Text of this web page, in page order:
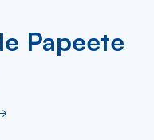
Papeete